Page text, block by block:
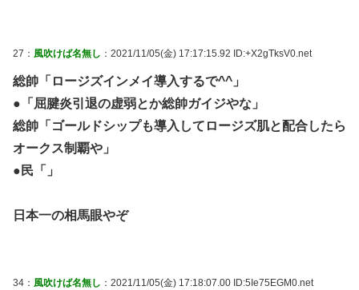
27： 風吹けば名無し ：2021/11/05(金) 17:17:15.92 ID:+X2gTksV0.net
総帥「ロージズインメイ導入するで^^」
●「屈腱炎引退の虚弱とか総帥ガイジやな」
総帥「ゴールドシップも導入してロージズ肌と配合したら
オークス制覇や」
●民「」
日本一の相馬眼やぞ
34： 風吹けば名無し ：2021/11/05(金) 17:18:07.00 ID:5Ie75EGM0.net